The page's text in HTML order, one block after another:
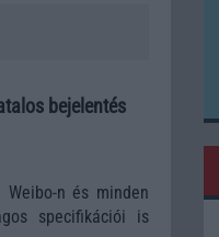
bejelentés
n és minden
specifikációi is